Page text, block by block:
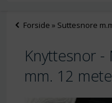
Forside » Suttesnore
Knyttesnor -
mm. 12